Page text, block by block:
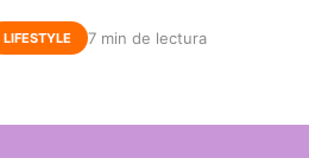
LIFESTYLE 7 min de lectura